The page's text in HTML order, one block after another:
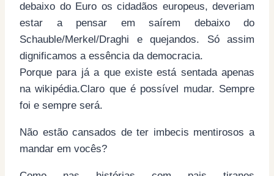
debaixo do Euro os cidadãos europeus, deveriam
estar a pensar em saírem debaixo do
Schauble/Merkel/Draghi e quejandos. Só assim
dignificamos a essência da democracia.
Porque para já a que existe está sentada apenas
na wikipédia.Claro que é possível mudar. Sempre
foi e sempre será.
Não estão cansados de ter imbecis mentirosos a
mandar em vocês?